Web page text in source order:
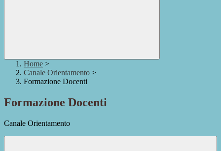
Home >
Canale Orientamento >
Formazione Docenti
Formazione Docenti
Canale Orientamento